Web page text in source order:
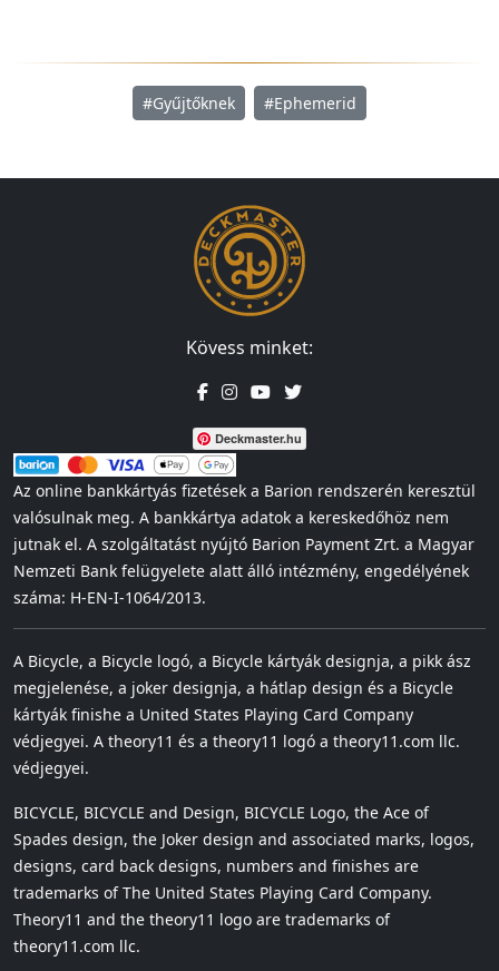
#Gyűjtőknek #Ephemerid
Kövess minket:
Deckmaster.hu
Az online bankkártyás fizetések a Barion rendszerén keresztül
valósulnak meg. A bankkártya adatok a kereskedőhöz nem
jutnak el. A szolgáltatást nyújtó Barion Payment Zrt. a Magyar
Nemzeti Bank felügyelete alatt álló intézmény, engedélyének
száma: H-EN-I-1064/2013.
A Bicycle, a Bicycle logó, a Bicycle kártyák designja, a pikk ász
megjelenése, a joker designja, a hátlap design és a Bicycle
kártyák finishe a United States Playing Card Company
védjegyei. A theory11 és a theory11 logó a theory11.com llc.
védjegyei.
BICYCLE, BICYCLE and Design, BICYCLE Logo, the Ace of
Spades design, the Joker design and associated marks, logos,
designs, card back designs, numbers and finishes are
trademarks of The United States Playing Card Company.
Theory11 and the theory11 logo are trademarks of
theory11.com llc.